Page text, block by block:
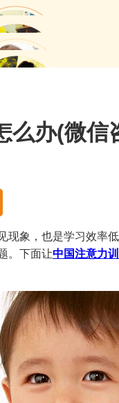
么办(微
现象，也是学习效率
。下面让中国注意力